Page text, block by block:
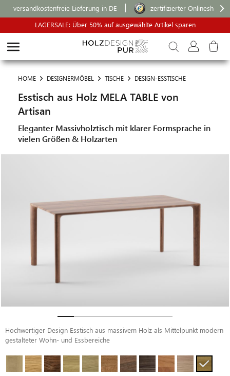
versandkostenfreie Lieferung in DE
zertifizierter Onlineshop
LAGERSALE: Über 50% auf ausgewählte Artikel sparen
HOME DESIGNERMÖBEL TISCHE DESIGN-ESSTISCHE
Esstisch aus Holz MELA TABLE von
Artisan
Eleganter Massivholztisch mit klarer Formsprache in
vielen Größen & Holzarten
Hochwertiger Design Esstisch aus massivem Holz als Mittelpunkt modern
gestalteter Wohn- und Essbereiche